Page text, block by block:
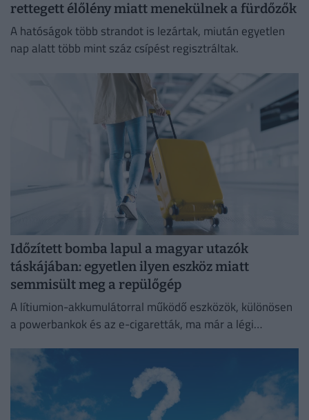
rettegett élőlény miatt menekülnek a fürdőzők
A hatóságok több strandot is lezártak, miután egyetlen
nap alatt több mint száz csípést regisztráltak.
Időzített bomba lapul a magyar utazók
táskájában: egyetlen ilyen eszköz miatt
semmisült meg a repülőgép
A lítiumion-akkumulátorral működő eszközök, különösen
a powerbankok és az e-cigaretták, ma már a légi
jelentik.